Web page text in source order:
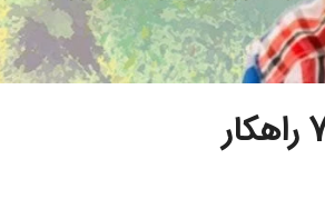
از دست همسر شکاکم، دیوانه شده ام – 7 راهکار